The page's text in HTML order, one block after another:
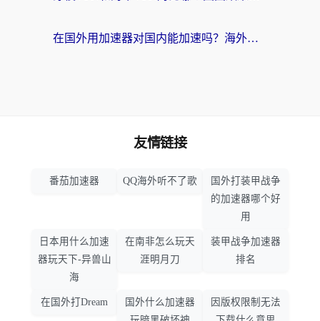
在国外用加速器对国内能加速吗？海外党亲测有效的无缝访问指南
友情链接
番茄加速器 QQ海外听不了歌
国外打装甲战争
的加速器哪个好
用
日本用什么加速
器玩天下-异兽山
海
在南非怎么玩天
涯明月刀
装甲战争加速器
排名
在国外打Dream
国外什么加速器
因版权限制无法